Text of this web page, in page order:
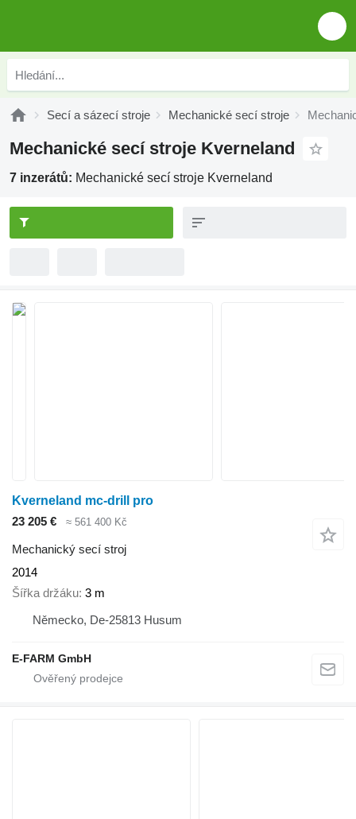
Secí a sázecí stroje Mechanické secí stroje
Mechanické secí stroje Kverneland
7 inzerátů: Mechanické secí stroje Kverneland
Kverneland mc-drill pro
23 205 €
≈ 561 400 Kč
Mechanický secí stroj
2014
Šířka držáku 3 m
Německo, De-25813 Husum
E-FARM GmbH